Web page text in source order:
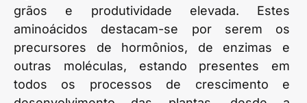
grãos e produtividade elevada. Estes
aminoácidos destacam-se por serem os
precursores de hormônios, de enzimas e
outras moléculas, estando presentes em
todos os processos de crescimento e